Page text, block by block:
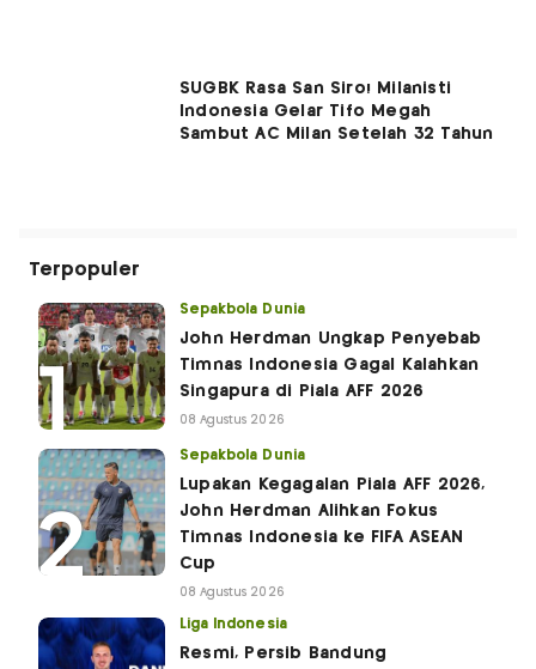
SUGBK Rasa San Siro! Milanisti
Indonesia Gelar Tifo Megah
Sambut AC Milan Setelah 32 Tahun
Terpopuler
Sepakbola Dunia
John Herdman Ungkap Penyebab
Timnas Indonesia Gagal Kalahkan
Singapura di Piala AFF 2026
08 Agustus 2026
Sepakbola Dunia
Lupakan Kegagalan Piala AFF 2026,
John Herdman Alihkan Fokus
Timnas Indonesia ke FIFA ASEAN
Cup
08 Agustus 2026
Liga Indonesia
Resmi, Persib Bandung